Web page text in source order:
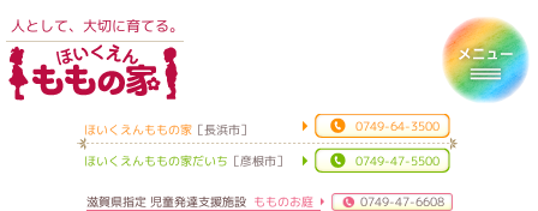
人として、大切に育てる。
ほいくえんももの家 ［長浜市］ 0749-64-3500
ほいくえんももの家だいち ［彦根市］ 0749-47-5500
滋賀県指定 児童発達支援施設もものお庭 0749-47-6608